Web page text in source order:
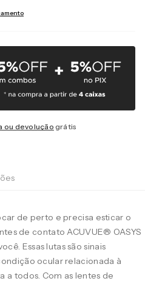
ou devolução grátis
de perto e precisa esticar o
de contato ACUVUE® OASYS
Essas lutas são sinais
ocular relacionada à
a todos. Com as lentes de